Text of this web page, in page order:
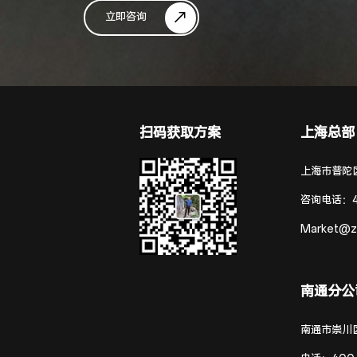
立即咨询
扫码获取方案 上海总部
上海市普陀
咨询电话：
南通分
南通市崇川